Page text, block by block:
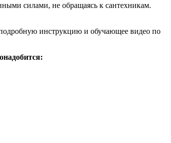
силами, не обращаясь к сантехникам.
инструкцию и обучающее видео по